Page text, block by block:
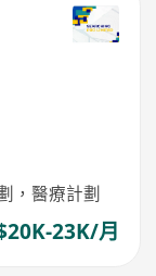
，醫療計劃
23K/月